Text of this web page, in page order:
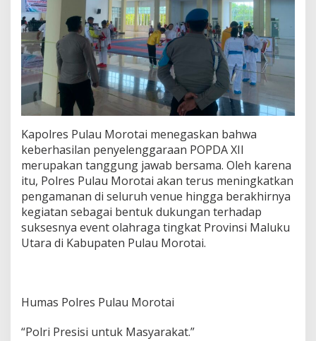
Kapolres Pulau Morotai menegaskan bahwa
keberhasilan penyelenggaraan POPDA XII
merupakan tanggung jawab bersama. Oleh karena
itu, Polres Pulau Morotai akan terus meningkatkan
pengamanan di seluruh venue hingga berakhirnya
kegiatan sebagai bentuk dukungan terhadap
suksesnya event olahraga tingkat Provinsi Maluku
Utara di Kabupaten Pulau Morotai.
Humas Polres Pulau Morotai
“Polri Presisi untuk Masyarakat.”